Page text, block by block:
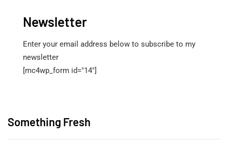
Newsletter
Enter your email address below to subscribe to my
newsletter
[mc4wp_form id="14"]
Something Fresh